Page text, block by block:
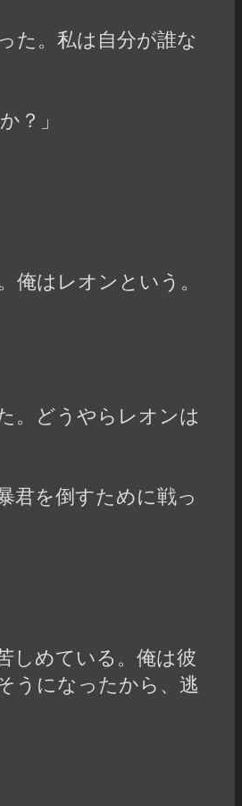
た。私は自分が誰な
？」
俺はレオンという。
。どうやらレオンは
君を倒すために戦っ
しめている。俺は彼
うになったから、逃